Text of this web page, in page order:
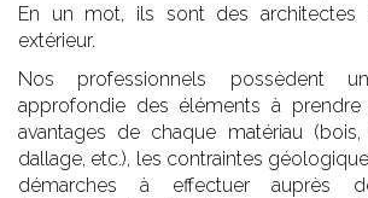
En un mot, ils sont des architectes
extérieur.
Nos professionnels possèdent
approfondie des éléments à
avantages de chaque matériau (bois,
dallage, etc.), les contraintes
démarches à effectuer auprès